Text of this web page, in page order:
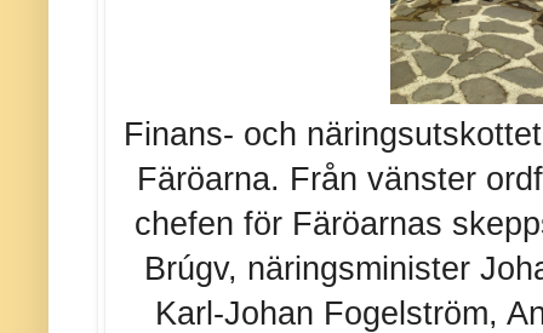
Finans- och
Färöarna. Från vänster
chefen för Färöarnas
Brúgv, näringsminister
Karl-Johan Fogelström,